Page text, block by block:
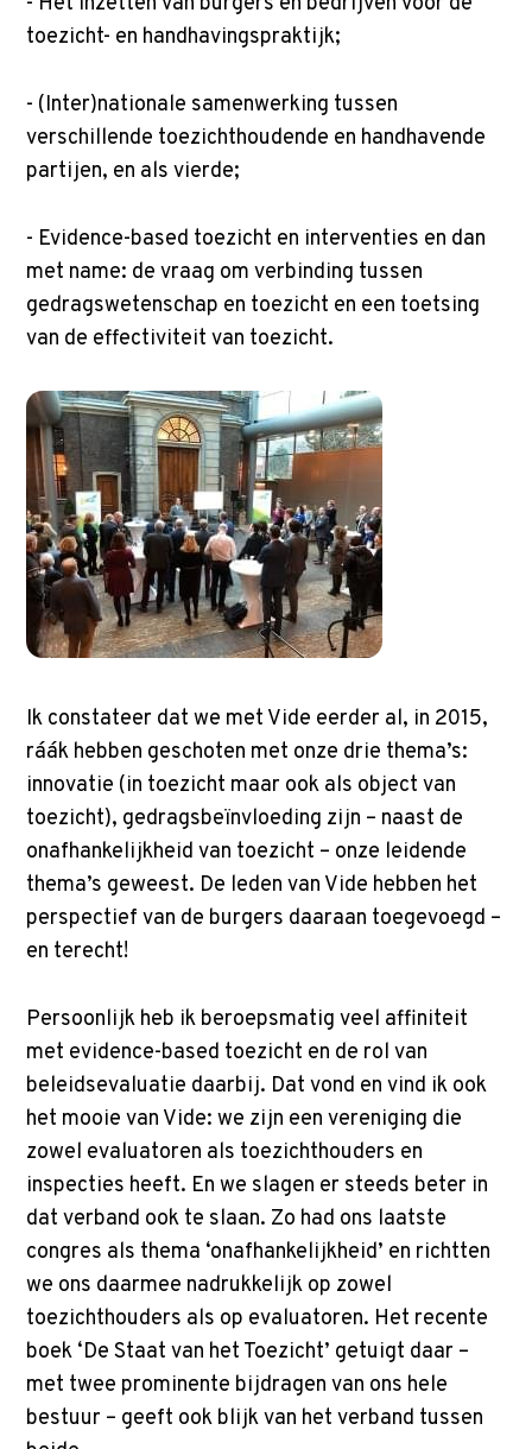
toezicht- en handhavingspraktijk;
- (Inter)nationale samenwerking tussen
verschillende toezichthoudende en handhavende
partijen, en als vierde;
- Evidence-based toezicht en interventies en dan
met name: de vraag om verbinding tussen
gedragswetenschap en toezicht en een toetsing
van de effectiviteit van toezicht.
Ik constateer dat we met Vide eerder al, in 2015,
ráák hebben geschoten met onze drie thema’s:
innovatie (in toezicht maar ook als object van
toezicht), gedragsbeïnvloeding zijn – naast de
onafhankelijkheid van toezicht – onze leidende
thema’s geweest. De leden van Vide hebben het
perspectief van de burgers daaraan toegevoegd –
en terecht!
Persoonlijk heb ik beroepsmatig veel affiniteit
met evidence-based toezicht en de rol van
beleidsevaluatie daarbij. Dat vond en vind ik ook
het mooie van Vide: we zijn een vereniging die
zowel evaluatoren als toezichthouders en
inspecties heeft. En we slagen er steeds beter in
dat verband ook te slaan. Zo had ons laatste
congres als thema ‘onafhankelijkheid’ en richtten
we ons daarmee nadrukkelijk op zowel
toezichthouders als op evaluatoren. Het recente
boek ‘De Staat van het Toezicht’ getuigt daar –
met twee prominente bijdragen van ons hele
bestuur – geeft ook blijk van het verband tussen